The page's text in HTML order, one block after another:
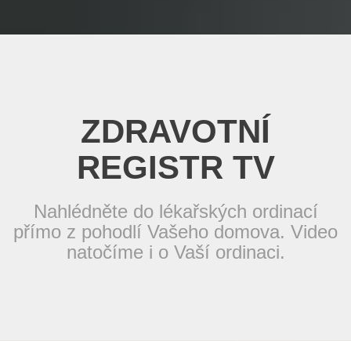
ZDRAVOTNÍ
REGISTR TV
Nahlédněte do lékařských ordinací
přímo z pohodlí Vašeho domova. Video
natočíme i o Vaší ordinaci.